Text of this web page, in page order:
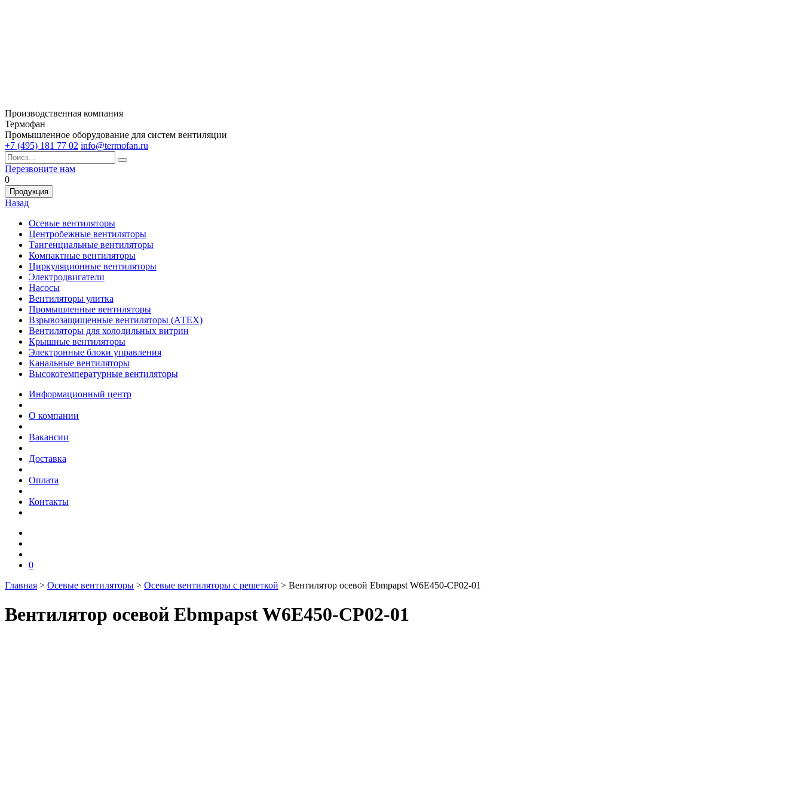
Производственная компания
Термофан
Промышленное оборудование для систем вентиляции
+7 (495) 181 77 02 info@termofan.ru
Перезвоните нам
0
Продукция
Назад
Осевые вентиляторы
Центробежные вентиляторы
Тангенциальные вентиляторы
Компактные вентиляторы
Циркуляционные вентиляторы
Электродвигатели
Насосы
Вентиляторы улитка
Промышленные вентиляторы
Взрывозащищенные вентиляторы (АТЕХ)
Вентиляторы для холодильных витрин
Крышные вентиляторы
Электронные блоки управления
Канальные вентиляторы
Высокотемпературные вентиляторы
Информационный центр
О компании
Вакансии
Доставка
Оплата
Контакты
0
Главная > Осевые вентиляторы > Осевые вентиляторы с решеткой > Вентилятор осевой Ebmpapst W6E450-CP02-01
Вентилятор осевой Ebmpapst W6E450-CP02-01